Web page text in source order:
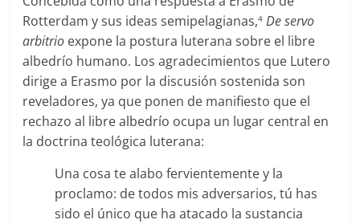
Rotterdam y sus ideas semipelagianas,4 De servo
arbitrio expone la postura luterana sobre el libre
albedrío humano. Los agradecimientos que Lutero
dirige a Erasmo por la discusión sostenida son
reveladores, ya que ponen de manifiesto que el
rechazo al libre albedrío ocupa un lugar central en
la doctrina teológica luterana:
Una cosa te alabo fervientemente y la
proclamo: de todos mis adversarios, tú has
sido el único que ha atacado la sustancia